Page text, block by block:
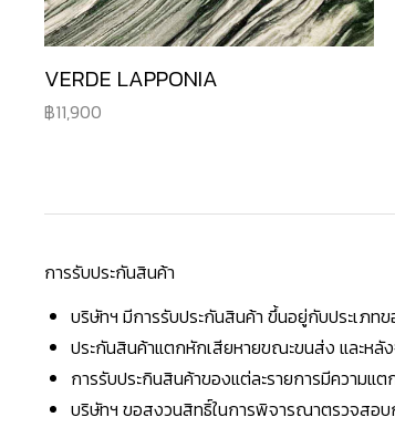
VERDE LAPPONIA
11,900
การรับประกันสินค้า
บริษัทฯ มีการรับประกันสินค้า ขึ้นอยู่กับประเภ
ประกันสินค้าแตกหักเสียหายขณะขนส่ง และหลั
การรับประกินสินค้าของแต่ละรายการมีความแ
บริษัทฯ ขอสงวนสิทธิ์ในการพิจารณาตรวจสอ